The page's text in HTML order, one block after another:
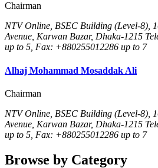
Chairman
NTV Online, BSEC Building (Level-8),
Avenue, Karwan Bazar, Dhaka-1215
up to 5, Fax: +880255012286 up to 7
Alhaj Mohammad Mosaddak Ali
Chairman
NTV Online, BSEC Building (Level-8),
Avenue, Karwan Bazar, Dhaka-1215
up to 5, Fax: +880255012286 up to 7
Browse by Category